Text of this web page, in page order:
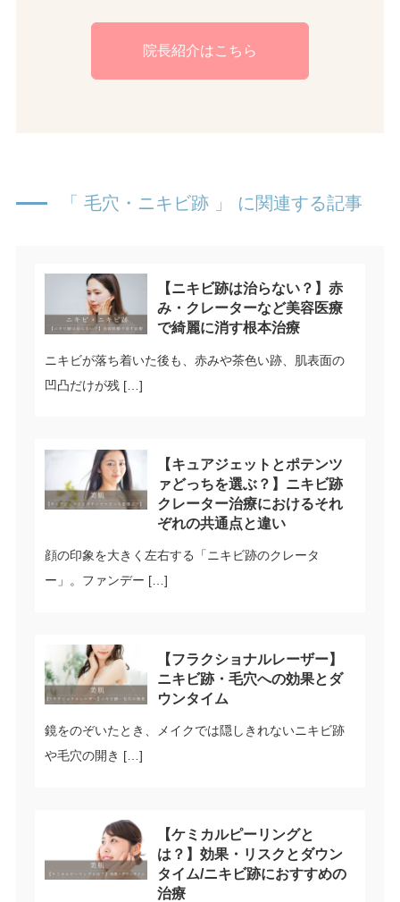
院長紹介はこちら
「 毛穴・ニキビ跡 」 に関連する記事
【ニキビ跡は治らない？】赤
み・クレーターなど美容医療
で綺麗に消す根本治療
ニキビが落ち着いた後も、赤みや茶色い跡、肌表面の
凹凸だけが残 […]
【キュアジェットとポテンツ
ァどっちを選ぶ？】ニキビ跡
クレーター治療におけるそれ
ぞれの共通点と違い
顔の印象を大きく左右する「ニキビ跡のクレータ
ー」。ファンデー […]
【フラクショナルレーザー】
ニキビ跡・毛穴への効果とダ
ウンタイム
鏡をのぞいたとき、メイクでは隠しきれないニキビ跡
や毛穴の開き […]
【ケミカルピーリングと
は？】効果・リスクとダウン
タイム/ニキビ跡におすすめの
治療